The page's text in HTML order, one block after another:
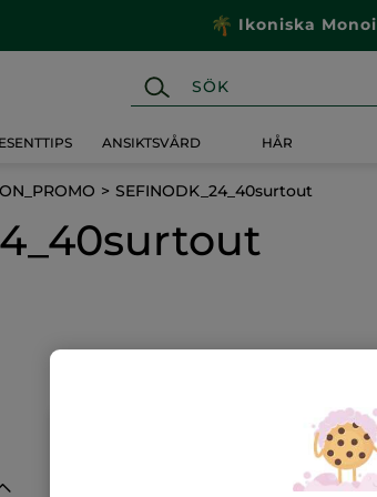
Ikoniska Monoi
ANSIKTSVÅRD HÅR
SEFINODK_24_40surtout